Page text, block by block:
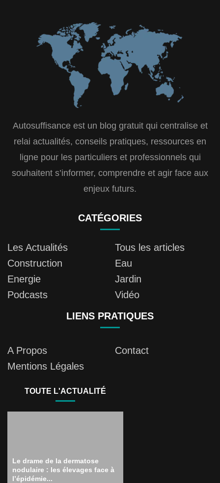
Autosuffisance est un blog gratuit qui centralise et
relai actualités, conseils pratiques, ressources en
ligne pour les particuliers et professionnels qui
souhaitent s’informer, comprendre et agir face aux
enjeux futurs.
CATÉGORIES
Les Actualités
Tous les articles
Construction
Eau
Energie
Jardin
Podcasts
Vidéo
LIENS PRATIQUES
A Propos
Contact
Mentions Légales
TOUTE L'ACTUALITÉ
Le drame de la dermatose
nodulaire : les élevages face à
l’épidémie...